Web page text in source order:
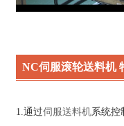
NC伺服滚轮送料机
1.通过伺服送料机系统控